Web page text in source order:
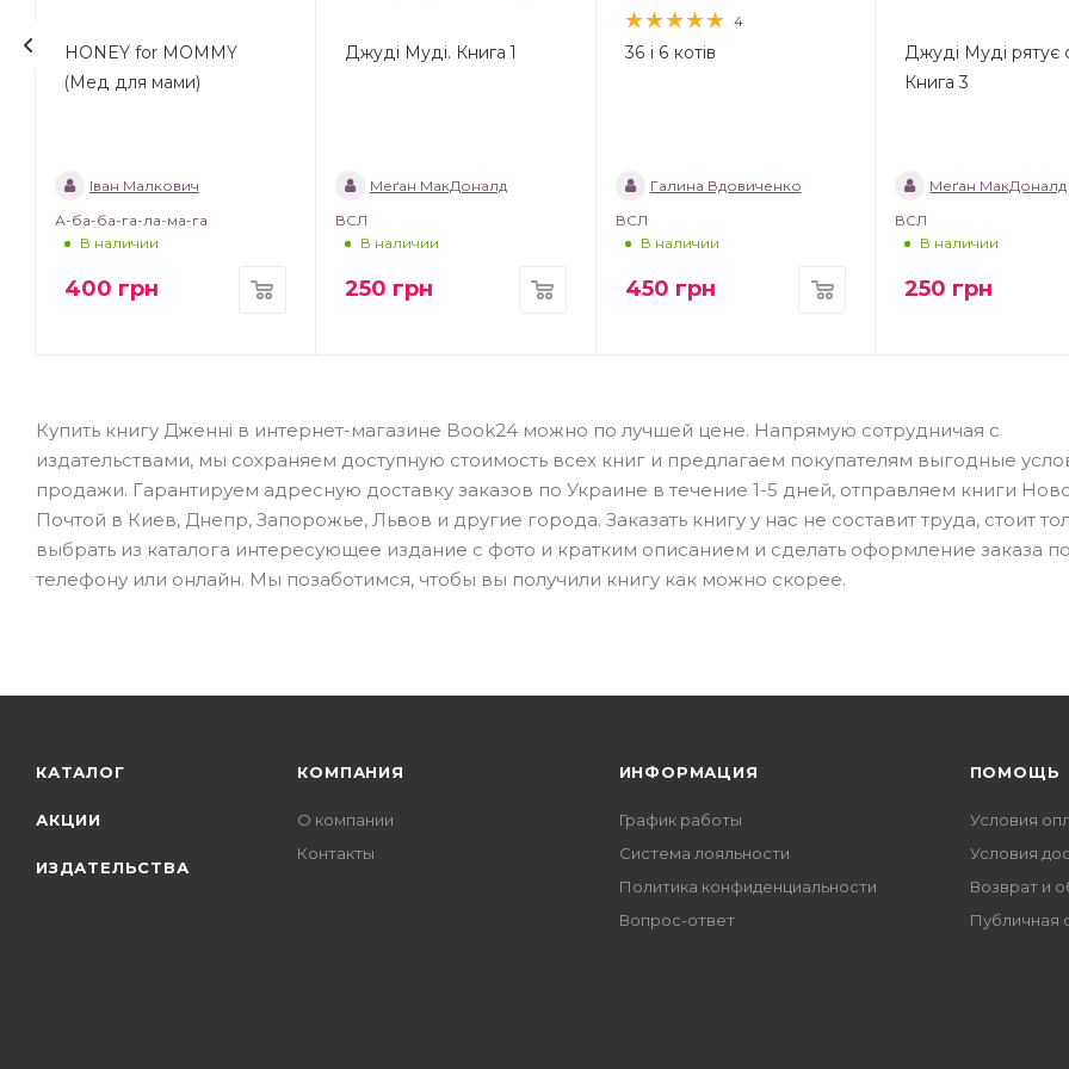
HONEY for MOMMY
(Мед для мами)
Іван Малкович
А-ба-ба-га-ла-ма-га
В наличии
400 грн
Джуді Муді. Книга 1
Меґан МакДоналд
ВСЛ
В наличии
250 грн
4
36 і 6 котів
Галина Вдовиченко
ВСЛ
В наличии
450 грн
Джуді Муді рятує
Книга 3
Меґан МакДоналд
ВСЛ
В наличии
250 грн
Купить книгу Дженні в интернет-магазине Book24 можно по лучшей цене. Напрямую сотрудничая с
издательствами, мы сохраняем доступную стоимость всех книг и предлагаем покупателям выгодные
продажи. Гарантируем адресную доставку заказов по Украине в течение 1-5 дней, отправляем книги
Почтой в Киев, Днепр, Запорожье, Львов и другие города. Заказать книгу у нас не составит труда, стоит
выбрать из каталога интересующее издание с фото и кратким описанием и сделать оформление заказа по
телефону или онлайн. Мы позаботимся, чтобы вы получили книгу как можно скорее.
КАТАЛОГ
АКЦИИ
ИЗДАТЕЛЬСТВА
КОМПАНИЯ
О компании
Контакты
ИНФОРМАЦИЯ
График работы
Система лояльности
Политика конфиденциальности
Вопрос-ответ
ПОМОЩЬ
Условия
Условия
Возврат и
Публичная